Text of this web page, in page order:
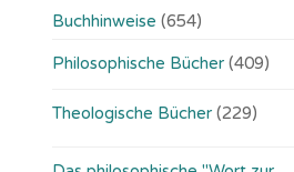
Buchhinweise (654)
Philosophische Bücher (409)
Theologische Bücher (229)